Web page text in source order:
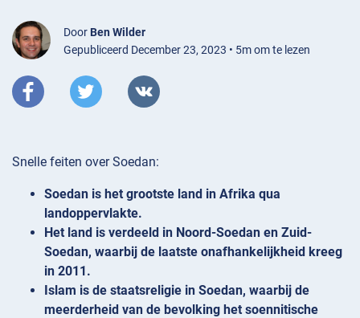
Door Ben Wilder
Gepubliceerd December 23, 2023 • 5m om te lezen
Snelle feiten over Soedan:
Soedan is het grootste land in Afrika qua
landoppervlakte.
Het land is verdeeld in Noord-Soedan en Zuid-
Soedan, waarbij de laatste onafhankelijkheid kreeg
in 2011.
Islam is de staatsreligie in Soedan, waarbij de
meerderheid van de bevolking het soennitische